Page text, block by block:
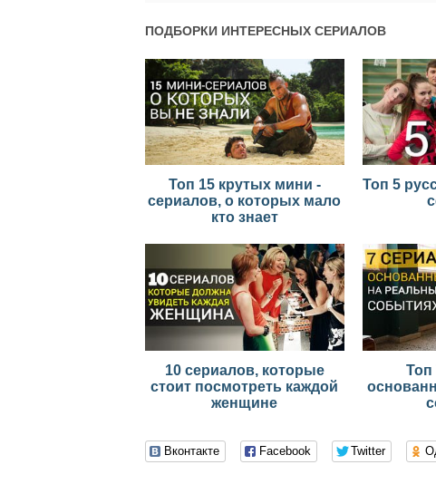
ПОДБОРКИ ИНТЕРЕСНЫХ СЕРИАЛОВ
Топ 15 крутых мини -
сериалов, о которых мало
кто знает
Топ 5
10 сериалов, которые
стоит посмотреть каждой
женщине
Топ
Вконтакте Facebook Twitter